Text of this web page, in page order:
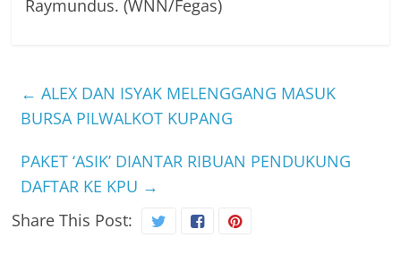
Raymundus. (WNN/Fegas)
← ALEX DAN ISYAK MELENGGANG MASUK
BURSA PILWALKOT KUPANG
PAKET ‘ASIK’ DIANTAR RIBUAN PENDUKUNG
DAFTAR KE KPU →
Share This Post: